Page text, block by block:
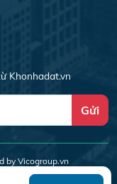
Khonhadat.vn
Gửi
by Vicogroup.vn